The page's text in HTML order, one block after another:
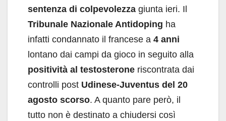
sentenza di colpevolezza giunta ieri. Il
Tribunale Nazionale Antidoping ha
infatti condannato il francese a 4 anni
lontano dai campi da gioco in seguito alla
positività al testosterone riscontrata dai
controlli post Udinese-Juventus del 20
agosto scorso. A quanto pare però, il
tutto non è destinato a chiudersi così